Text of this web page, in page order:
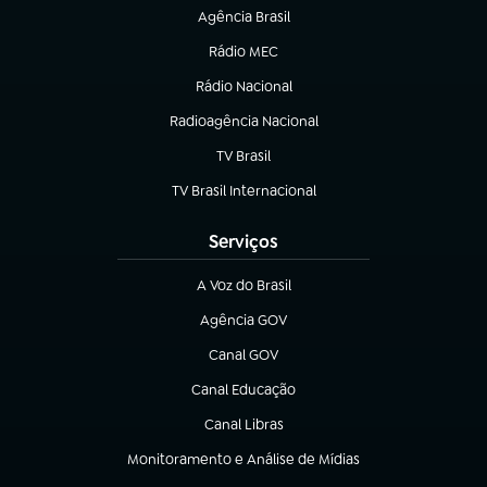
Agência Brasil
(abre em nova aba)
Rádio MEC
(abre em nova aba)
Rádio Nacional
Radioagência Nacional
(abre em nova aba)
TV Brasil
(abre em nova aba)
TV Brasil Internacional
(abre em nova aba)
Serviços
A Voz do Brasil
(abre em nova aba)
Agência GOV
(abre em nova aba)
Canal GOV
(abre em nova aba)
Canal Educação
(abre em nova aba)
Canal Libras
(abre em nova aba)
Monitoramento e Análise de Mídias
(abre em nova aba)